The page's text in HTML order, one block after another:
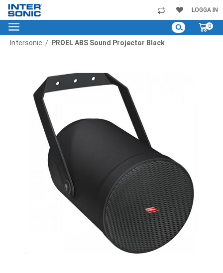
My
0
Skip
to
Content
LOGGA IN
Intersonic PROEL ABS Sound Projector Black